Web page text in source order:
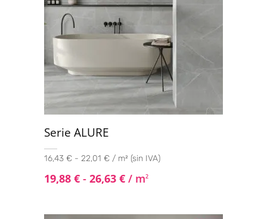
Serie ALURE
16,43 € - 22,01 € / m² (sin IVA)
19,88 € - 26,63 € / m2